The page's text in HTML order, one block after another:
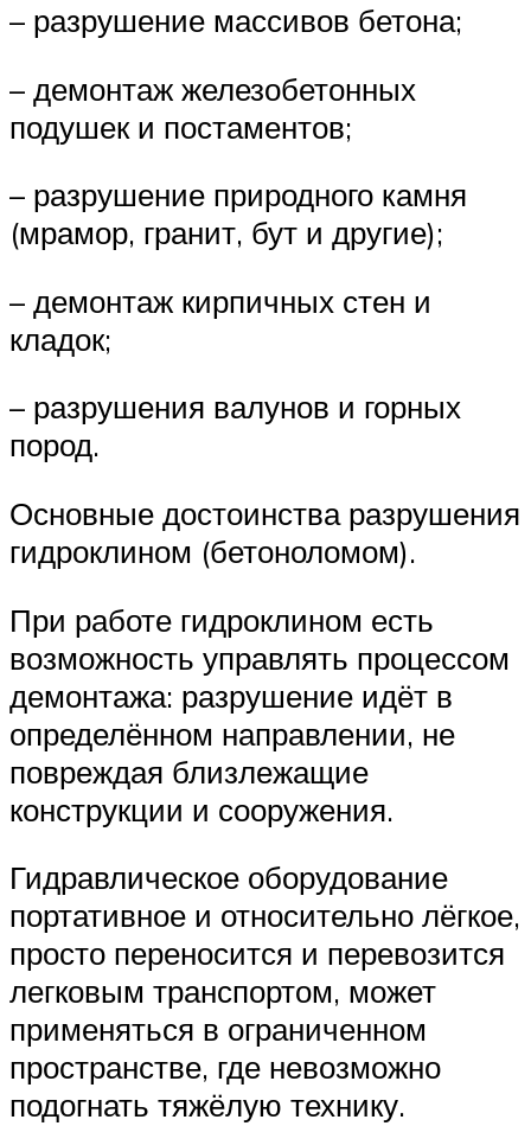
– разрушение массивов бетона;
– демонтаж железобетонных
подушек и постаментов;
– разрушение природного камня
(мрамор, гранит, бут и другие);
– демонтаж кирпичных стен и
кладок;
– разрушения валунов и горных
пород.
Основные достоинства разрушения
гидроклином (бетоноломом).
При работе гидроклином есть
возможность управлять процессом
демонтажа: разрушение идёт в
определённом направлении, не
повреждая близлежащие
конструкции и сооружения.
Гидравлическое оборудование
портативное и относительно лёгкое,
просто переносится и перевозится
легковым транспортом, может
применяться в ограниченном
пространстве, где невозможно
подогнать тяжёлую технику.